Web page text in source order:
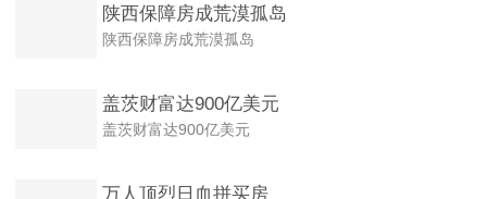
陕西保障房成荒漠孤岛
陕西保障房成荒漠孤岛
盖茨财富达900亿美元
盖茨财富达900亿美元
万人顶烈日血拼买房